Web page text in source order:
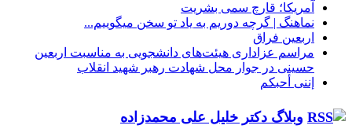
آمریکا؛ قارچ سمی بشریت
نماهنگ |‌ گرچه دوریم به یاد تو سخن میگوییم...
اربعین فراق
مراسم عزاداری هیئت‌های دانشجویی به مناسبت اربعین
حسینی در جوار محل شهادت رهبر شهید انقلاب
إننی أحبکم
وبلاگ دکتر خلیل علی محمدزاده